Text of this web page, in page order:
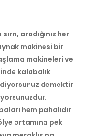
aradığınız her
makinesi bir
makineleri ve
kalabalık
demektir
hem pahalıdır
ortamına pek